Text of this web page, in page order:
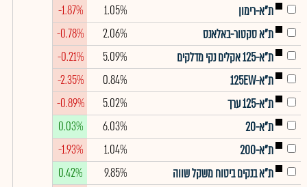
ת"א-רימון
1.05%
-1.87%
ת"א סקטור-באלאנס
2.06%
-0.78%
ת"א-125 אקלים נקי מדלקים
5.09%
-0.21%
ת"א-125EW
0.84%
-2.35%
ת"א-125 ערך
5.02%
-0.89%
ת"א-20
6.03%
0.03%
ת"א-200
1.04%
-1.93%
ת"א בנקים ביטוח משקל שווה
9.85%
0.42%